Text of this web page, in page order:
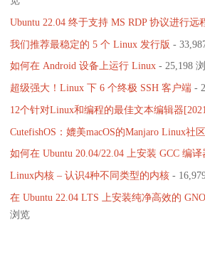
Ubuntu 22.04 终于支持 MS RDP 协议进行远
我们推荐最稳定的 5 个 Linux 发行版 -
如何在 Android 设备上运行 Linux- 25,198
超级强大！Linux 下 6 个终极 SSH 客户端-
12个针对Linux和编程的最佳文本编辑器
CutefishOS：媲美macOS的Manjaro Linux社
如何在 Ubuntu 20.04/22.04 上安装 GCC 编译
Linux内核 – 认识4种不同类型的内核-
在 Ubuntu 22.04 LTS 上安装纯净高效的
浏览